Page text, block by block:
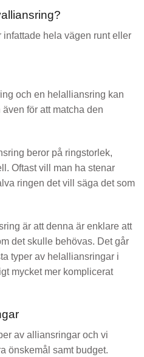
hela vägen runt eller
och en helalliansring kan
för att matcha den
beror på ringstorlek,
Oftast vill man ha stenar
ringen det vill säga det som
är att denna är enklare att
det skulle behövas. Det går
typer av helalliansringar i
mycket mer komplicerat
av alliansringar och vi
önskemål samt budget.